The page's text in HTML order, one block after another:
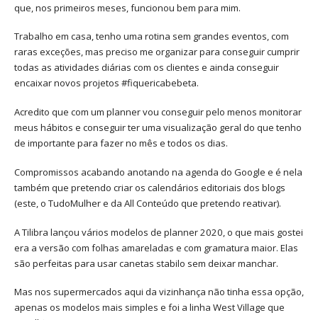
que, nos primeiros meses, funcionou bem para mim.
Trabalho em casa, tenho uma rotina sem grandes eventos, com
raras exceções, mas preciso me organizar para conseguir cumprir
todas as atividades diárias com os clientes e ainda conseguir
encaixar novos projetos #fiquericabebeta.
Acredito que com um planner vou conseguir pelo menos monitorar
meus hábitos e conseguir ter uma visualização geral do que tenho
de importante para fazer no mês e todos os dias.
Compromissos acabando anotando na agenda do Google e é nela
também que pretendo criar os calendários editoriais dos blogs
(este, o TudoMulher e da All Conteúdo que pretendo reativar).
A Tilibra lançou vários modelos de planner 2020, o que mais gostei
era a versão com folhas amareladas e com gramatura maior. Elas
são perfeitas para usar canetas stabilo sem deixar manchar.
Mas nos supermercados aqui da vizinhança não tinha essa opção,
apenas os modelos mais simples e foi a linha West Village que